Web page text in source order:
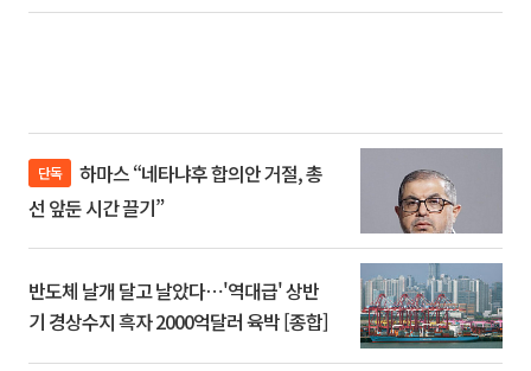
단독
선 앞둔 시간 끌기”
반도체 날개 달고 날았다⋯'역대급' 상반
기 경상수지 흑자 2000억달러 육박 [종합]